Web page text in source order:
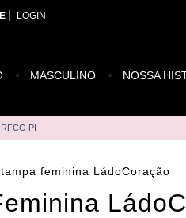
LOGIN
MASCULINO NOSSA
PI
feminina LádoCoração